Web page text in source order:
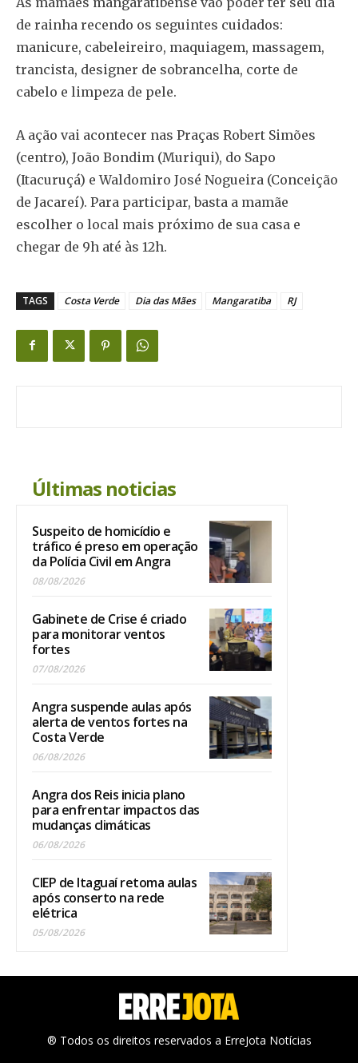
de rainha recendo os seguintes cuidados:
manicure, cabeleireiro, maquiagem, massagem,
trancista, designer de sobrancelha, corte de
cabelo e limpeza de pele.
A ação vai acontecer nas Praças Robert Simões
(centro), João Bondim (Muriqui), do Sapo
(Itacuruçá) e Waldomiro José Nogueira (Conceição
de Jacareí). Para participar, basta a mamãe
escolher o local mais próximo de sua casa e
chegar de 9h até às 12h.
TAGS Costa Verde Dia das Mães Mangaratiba RJ
Últimas noticias
Suspeito de homicídio e
tráfico é preso em operação
da Polícia Civil em Angra
08/08/2026
Gabinete de Crise é criado
para monitorar ventos
fortes
07/08/2026
Angra suspende aulas após
alerta de ventos fortes na
Costa Verde
06/08/2026
Angra dos Reis inicia plano
para enfrentar impactos das
mudanças climáticas
06/08/2026
CIEP de Itaguaí retoma aulas
após conserto na rede
elétrica
05/08/2026
® Todos os direitos reservados a ErreJota Notícias